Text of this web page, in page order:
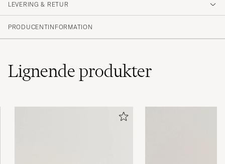
IVO H KØBTE PÅ CAREOFCARL.NO
LEVERING & RETUR
PRODUCENTINFORMATION
Lignendeprodukter